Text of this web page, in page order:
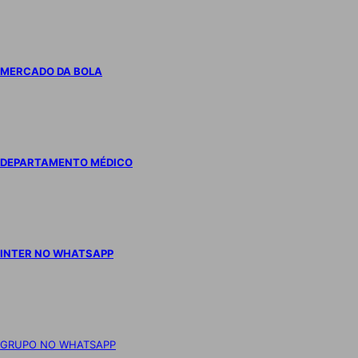
MERCADO DA BOLA
DEPARTAMENTO MÉDICO
INTER NO WHATSAPP
GRUPO NO WHATSAPP